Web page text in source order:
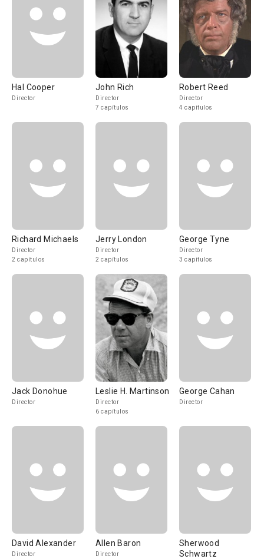
Hal Cooper
Director
John Rich
Director
7 capítulos
Robert Reed
Director
4 capítulos
Richard Michaels
Director
2 capítulos
Jerry London
Director
2 capítulos
George Tyne
Director
3 capítulos
Jack Donohue
Director
Leslie H. Martinson
Director
6 capítulos
George Cahan
Director
David Alexander
Director
Allen Baron
Director
Sherwood
Schwartz